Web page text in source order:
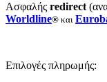
Ασφαλής redirect
Worldline® και
Επιλογές πληρωμής: